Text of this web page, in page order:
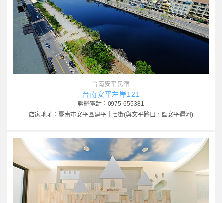
台南安平民宿
台南安平左岸121
聯絡電話：0975-655381
店家地址：臺南市安平區建平十七街(與文平路口，臨安平運河)